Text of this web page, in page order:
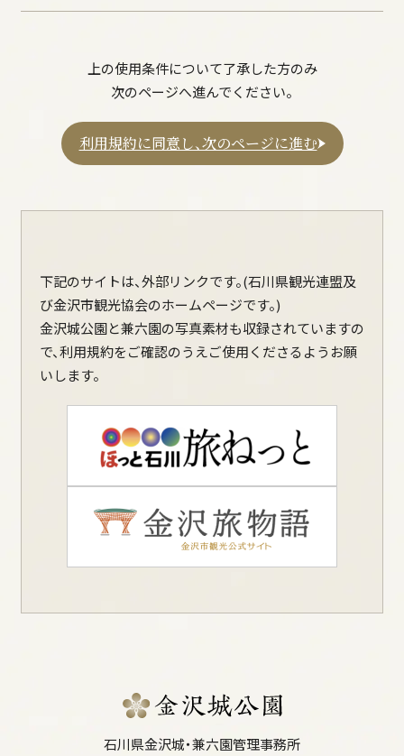
石垣の博物館
石川門
三十間長屋
土蔵（鶴丸倉庫）
旧第六旅団司令部庁舎、軍隊の遺構
橋爪門
鼠多門・鼠多門橋
玉泉院丸庭園
いもり堀
鉛瓦の技
金沢城の調査研究
上の使用条件について了承した方のみ
次のページへ進んでください。
利用規約に同意し、次のページに進む
下記のサイトは、外部リンクです。(石川県観光連盟及
び金沢市観光協会のホームページです。)
金沢城公園と兼六園の写真素材も収録されていますの
で、利用規約をご確認のうえご使用くださるようお願
いします。
石川県金沢城・兼六園管理事務所